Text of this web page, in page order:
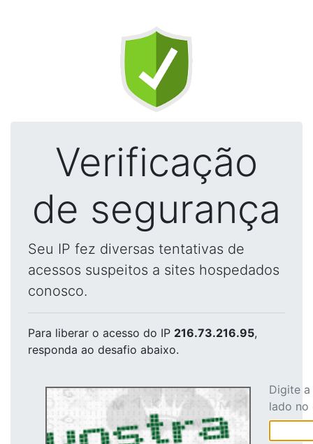
Verificação
de segurança
Seu IP fez diversas tentativas de
acessos suspeitos a sites hospedados
conosco.
Para liberar o acesso do IP 216.73.216.95,
responda ao desafio abaixo.
Digite
lado no